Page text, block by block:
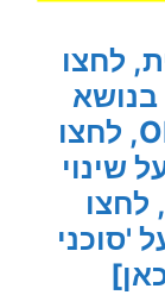
לחצו
ניתוחי רשת ארגונית ONA, לחצו
שינוי
לחצו
'סוכני